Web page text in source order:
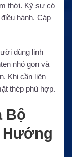
thời. Kỹ sư có
hành. Cáp
dùng linh
nhỏ gọn và
Khi cần liên
thép phù hợp.
Bộ